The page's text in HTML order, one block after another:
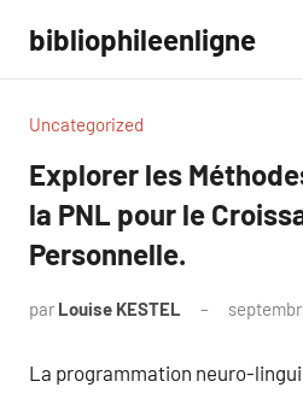
contenu
bibliophileenligne
Uncategorized
Explorer les
la PNL pour le
Personnelle.
par Louise KESTEL
La programmation neuro-